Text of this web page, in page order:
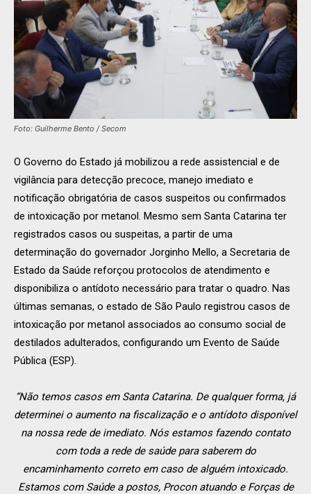
Foto: Guilherme Bento / Secom
O Governo do Estado já mobilizou a rede assistencial e de
vigilância para detecção precoce, manejo imediato e
notificação obrigatória de casos suspeitos ou confirmados
de intoxicação por metanol. Mesmo sem Santa Catarina ter
registrados casos ou suspeitas, a partir de uma
determinação do governador Jorginho Mello, a Secretaria de
Estado da Saúde reforçou protocolos de atendimento e
disponibiliza o antídoto necessário para tratar o quadro. Nas
últimas semanas, o estado de São Paulo registrou casos de
intoxicação por metanol associados ao consumo social de
destilados adulterados, configurando um Evento de Saúde
Pública (ESP).
“Não temos casos em Santa Catarina. De qualquer forma, já
determinei o aumento na fiscalização e o antídoto disponível
na nossa rede de imediato. Nós estamos fazendo contato
com toda a rede de saúde para saberem do
encaminhamento correto em caso de alguém intoxicado.
Estamos com Saúde a postos, Procon atuando e Forças de